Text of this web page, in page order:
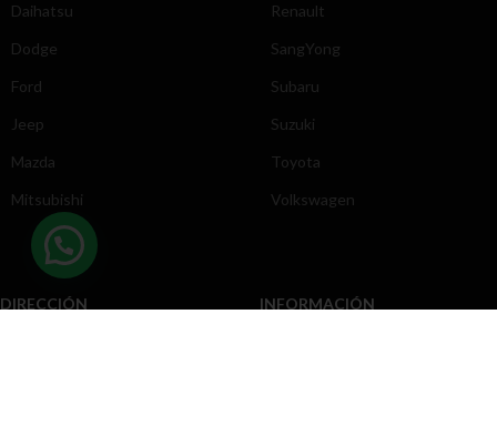
Daihatsu
Dodge
Ford
Jeep
Mazda
Mitsubishi
Renault
SangYong
Subaru
Suzuki
Toyota
Volkswagen
DIRECCIÓN
INFORMACIÓN